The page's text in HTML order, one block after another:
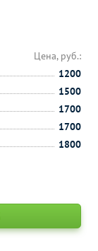
Цена, руб.:
1200
1500
1700
1700
1800